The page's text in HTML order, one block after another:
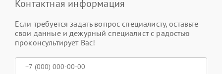
Контактная информация
Если требуется задать вопрос специалисту, оставьте
свои данные и дежурный специалист с радостью
проконсультирует Вас!